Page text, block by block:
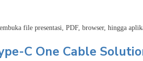
file presentasi, PDF, browser, hingga
C One Cable